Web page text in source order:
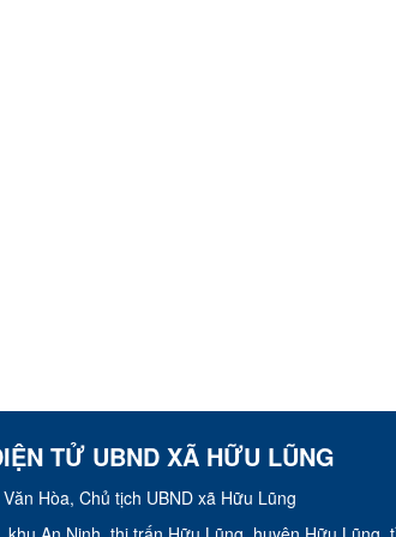
TỬ UBND XÃ HỮU LŨNG
Hòa, Chủ tịch UBND xã Hữu Lũng